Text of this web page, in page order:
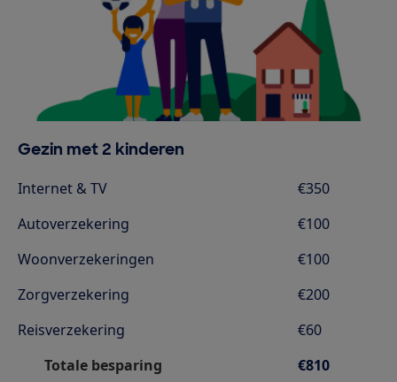
Gezin met 2 kinderen
Internet & TV
€350
Autoverzekering
€100
Woonverzekeringen
€100
Zorgverzekering
€200
Reisverzekering
€60
Totale besparing
€810